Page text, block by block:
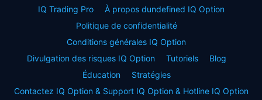
IQ Trading Pro
À propos dundefined IQ Option
Politique de confidentialité
Conditions générales IQ Option
Divulgation des risques IQ Option
Tutoriels
Blog
Éducation
Stratégies
Contactez IQ Option & Support IQ Option & Hotline IQ Option